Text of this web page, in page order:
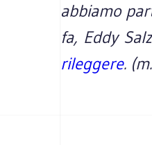
abbiamo
fa, Eddy
rileggere.